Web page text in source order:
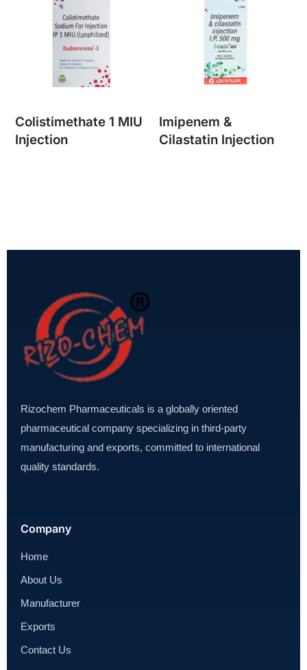
Colistimethate 1 MIU
Injection
Imipenem &
Cilastatin Injection
Rizochem Pharmaceuticals is a globally oriented
pharmaceutical company specializing in third-party
manufacturing and exports, committed to international
quality standards.
Company
Home
About Us
Manufacturer
Exports
Contact Us